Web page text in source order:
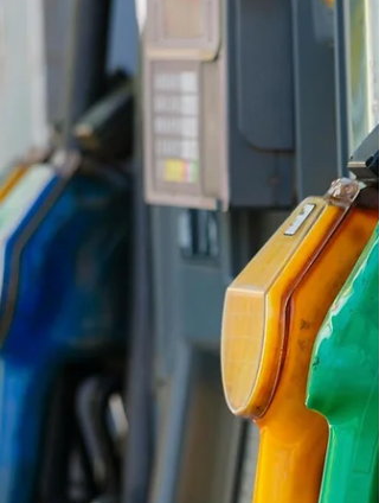
il ministro dell’Economia Giancarlo Giorgetti,
sottolineando come il provvedimento si
inserisca in un contesto economico segnato
forti tensioni internazionali. Oltre alla
dello sconto sui carburanti, il decreto
introduce misure mirate a sostegno di
settori. In particolare, viene esteso alle
agricole il cre